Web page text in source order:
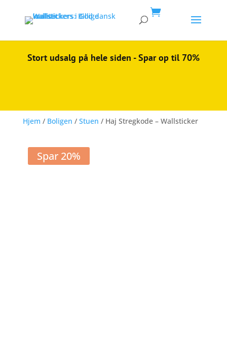

Stort udsalg på hele siden - Spar op til 70%
Hjem / Boligen / Stuen / Haj Stregkode – Wallsticker
Spar 20%